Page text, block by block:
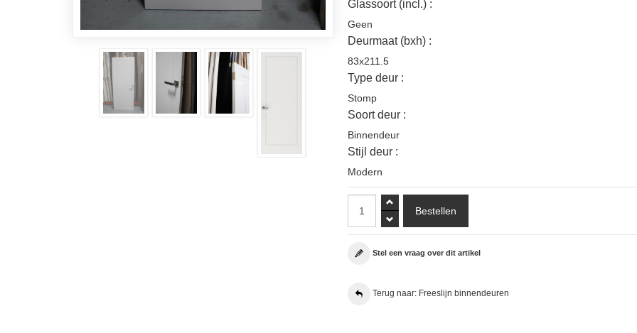
Glassoort (incl.) :
Geen
Deurmaat (bxh) :
83x211.5
Type deur :
Stomp
Soort deur :
Binnendeur
Stijl deur :
Modern
Stel een vraag over dit artikel
Terug naar: Freeslijn binnendeuren